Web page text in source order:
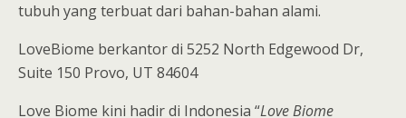
tubuh yang terbuat dari bahan-bahan alami.
LoveBiome berkantor di 5252 North Edgewood Dr,
Suite 150 Provo, UT 84604
Love Biome kini hadir di Indonesia “Love Biome